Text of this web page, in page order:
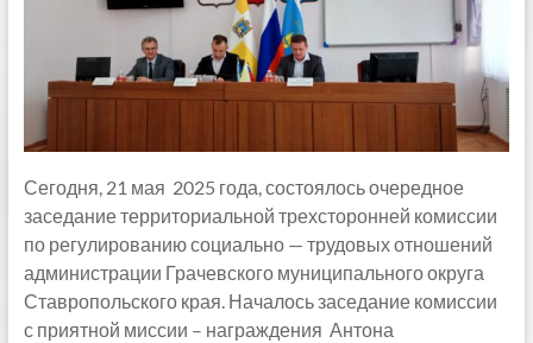
Сегодня, 21 мая 2025 года, состоялось очередное
заседание территориальной трехсторонней комиссии
по регулированию социально — трудовых отношений
администрации Грачевского муниципального округа
Ставропольского края. Началось заседание комиссии
с приятной миссии – награждения Антона